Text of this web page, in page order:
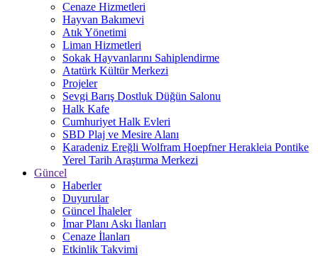
Cenaze Hizmetleri
Hayvan Bakımevi
Atık Yönetimi
Liman Hizmetleri
Sokak Hayvanlarını Sahiplendirme
Atatürk Kültür Merkezi
Projeler
Sevgi Barış Dostluk Düğün Salonu
Halk Kafe
Cumhuriyet Halk Evleri
SBD Plaj ve Mesire Alanı
Karadeniz Ereğli Wolfram Hoepfner Herakleia Pontike
Yerel Tarih Araştırma Merkezi
Güncel
Haberler
Duyurular
Güncel İhaleler
İmar Planı Askı İlanları
Cenaze İlanları
Etkinlik Takvimi